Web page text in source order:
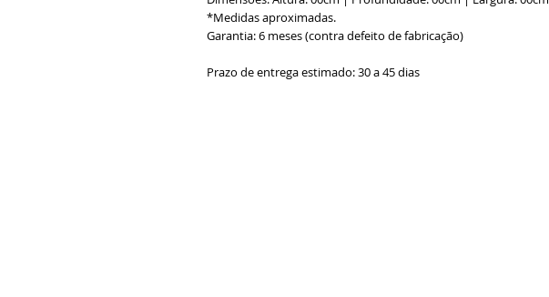
*Medidas aproximadas.
Garantia: 6 meses (contra defeito de fabricação)
Prazo de entrega estimado: 30 a 45 dias